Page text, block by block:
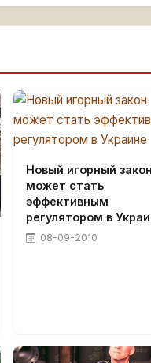
Новый игорный закон
может стать
эффективным
регулятором в
08-09-2010